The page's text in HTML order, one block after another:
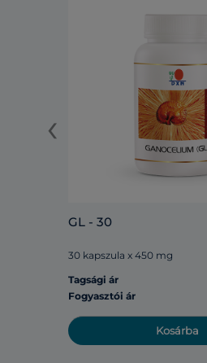
GL - 30
30 kapszula x 450 mg
Tagsági ár
Fogyasztói ár
Kosárba
‹